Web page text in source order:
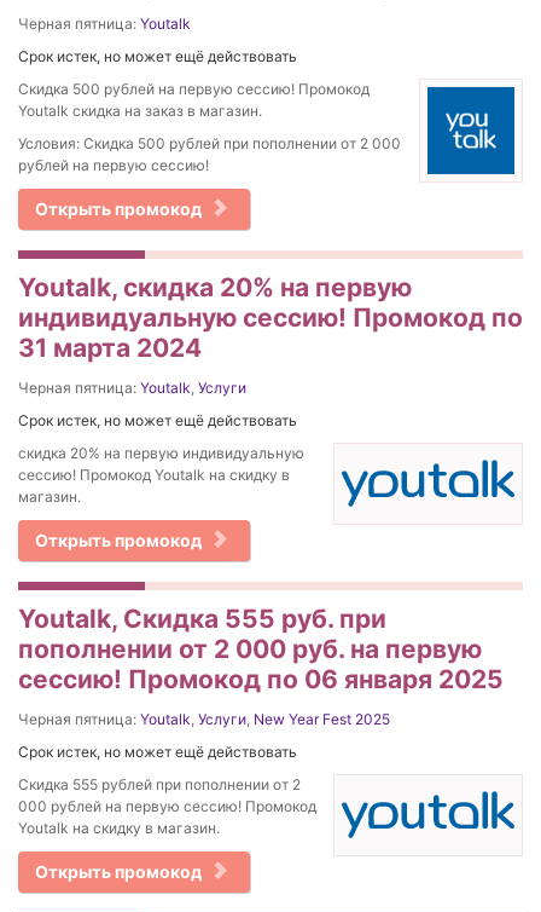
Черная пятница: Youtalk
Срок истек, но может ещё действовать
Скидка 500 рублей на первую сессию! Промокод
Youtalk скидка на заказ в магазин.
Условия: Скидка 500 рублей при пополнении от 2 000
рублей на первую сессию!
Открыть промокод
Youtalk, скидка 20% на первую
индивидуальную сессию! Промокод по
31 марта 2024
Черная пятница: Youtalk, Услуги
Срок истек, но может ещё действовать
скидка 20% на первую индивидуальную
сессию! Промокод Youtalk на скидку в
магазин.
Открыть промокод
Youtalk, Скидка 555 руб. при
пополнении от 2 000 руб. на первую
сессию! Промокод по 06 января 2025
Черная пятница: Youtalk, Услуги, New Year Fest 2025
Срок истек, но может ещё действовать
Скидка 555 рублей при пополнении от 2
000 рублей на первую сессию! Промокод
Youtalk на скидку в магазин.
Открыть промокод